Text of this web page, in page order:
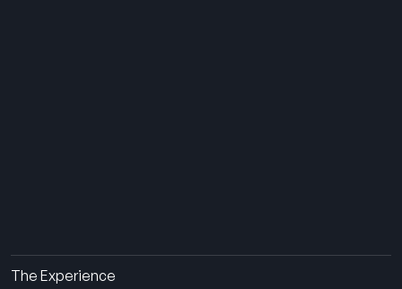
The Experience